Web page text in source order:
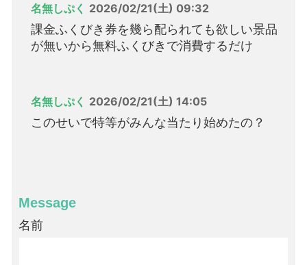
名無しぷく 2026/02/21(土) 09:32
課金ふくびき券を幾ら配られても欲しい景品
が無いから無料ふくびきで消費するだけ
名無しぷく 2026/02/21(土) 14:05
このせいで特等がみんな当たり始めたの？
Message
名前